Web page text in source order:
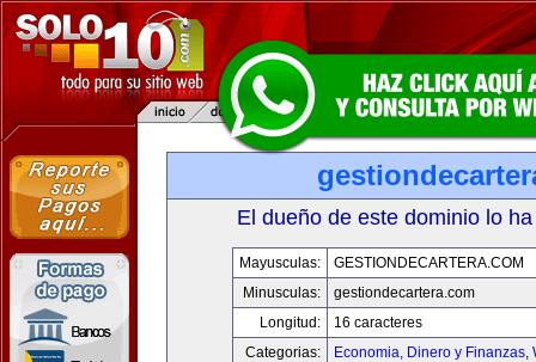
El dueño de este dominio lo
Mayusculas:
GESTIONDECARTERA.COM
Minusculas:
gestiondecartera.com
Longitud:
16 caracteres
Categorias:
Economia, Dinero y Finanzas,